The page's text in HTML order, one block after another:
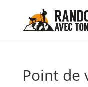
Point de